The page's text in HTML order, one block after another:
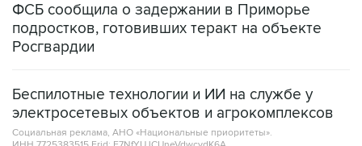
ФСБ сообщила о задержании в Приморье
подростков, готовивших теракт на объекте
Росгвардии
Беспилотные технологии и ИИ на службе у
электросетевых объектов и агрокомплексов
Социальная реклама, АНО «Национальные приоритеты».